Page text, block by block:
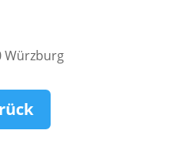
Würzburg